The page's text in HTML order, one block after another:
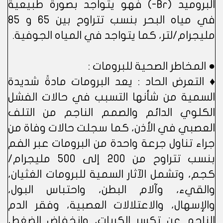
البروميد (Br-) فهو يتواجد بصورة طبيعية
في مياه البحر بنسب تتراوح بين 65 و 85
مليجرام/لتر، كما يتواجد في المياه الجوفية.
● المخاطر الصحية للبرومات :
♦ التعرض الحاد : يعد البرومات مادةً شديدة
السمية من شأنها التسبب في حالات الفشل
الكلوي الدائم والصمم الناجم من التلف
العصبي في الأذن، كما سجلت حالات وفاة من
جراء تناول جرعة واحدة من البرومات عبر الفم
بنسب تتراوح من 200 إلى 500 مليجرام/
كجم، وتشمل الآثار السمية للبرومات الغثيان،
والقيء، وآلام البطن، واحتباس البول،
والإسهال، والاعتلالات العصبية، وفقر الدم
الناجم عن تكسر الكريات، وانخفاض الضغط،